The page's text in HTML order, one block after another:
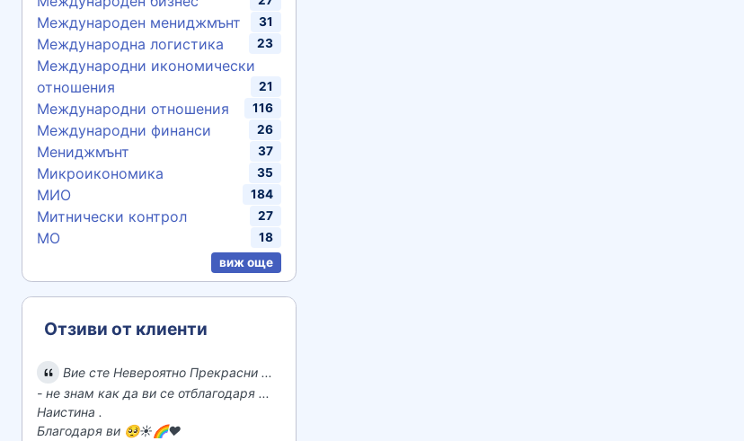
Международен мениджмънт 31
Международна логистика 23
Международни икономически
отношения
21
Международни отношения 116
Международни финанси 26
Мениджмънт 37
Микроикономика 35
МИО 184
Митнически контрол 27
МО
18
виж още
Отзиви от клиенти
Вие сте Невероятно Прекрасни ...
- не знам как да ви се отблагодаря ...
Наистина .
Благодаря ви 🥺☀️🌈♥️